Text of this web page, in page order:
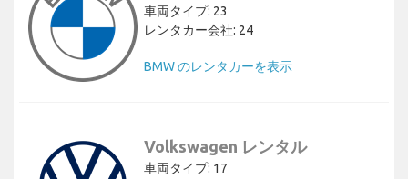
車両タイプ: 23
レンタカー会社: 24
BMW のレンタカーを表示
Volkswagen レンタル
車両タイプ: 17